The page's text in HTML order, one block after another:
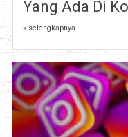
Yang Ada Di
» selengkapnya